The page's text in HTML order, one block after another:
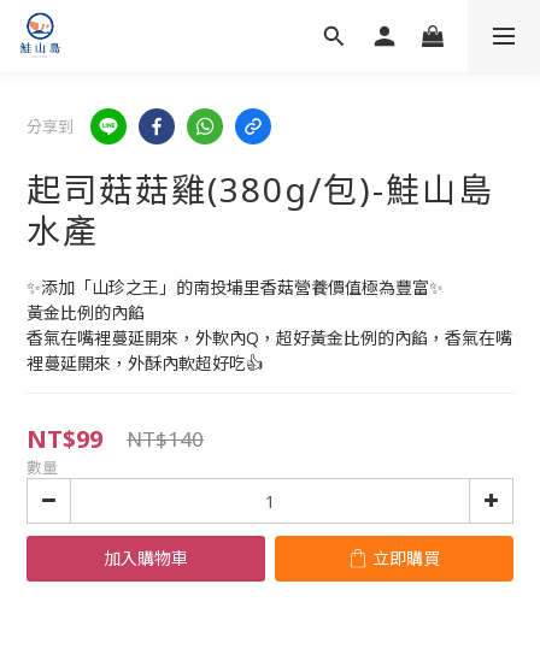
分享到
起司菇菇雞(380g/包)-鮭山島
水產
✨添加「山珍之王」的南投埔里香菇營養價值極為豐富✨
黃金比例的內餡
香氣在嘴裡蔓延開來，外軟內Q，超好黃金比例的內餡，香氣在嘴
裡蔓延開來，外酥內軟超好吃👍
NT$99 NT$140
數量
加入購物車 立即購買